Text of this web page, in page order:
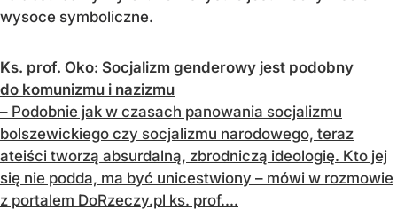
wysoce symboliczne.
Ks. prof. Oko: Socjalizm genderowy jest podobny
do komunizmu i nazizmu
– Podobnie jak w czasach panowania socjalizmu
bolszewickiego czy socjalizmu narodowego, teraz
ateiści tworzą absurdalną, zbrodniczą ideologię. Kto jej
się nie podda, ma być unicestwiony – mówi w rozmowie
z portalem DoRzeczy.pl ks. prof....